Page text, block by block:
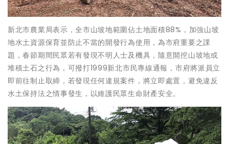
新北市農業局表示，全市山坡地範圍佔土地面積88%，加強山坡
地水土資源保育並防止不當的開發行為使用，為市府重要之課
題，春節期間民眾若有發現不明人士及機具，隨意開挖山坡地或
堆積土石之行為，可撥打1999新北市民專線通報，市府將派員立
即前往制止取締，若發現任何違規案件，將立即處置，避免違反
水土保持法之情事發生，以維護民眾生命財產安全。